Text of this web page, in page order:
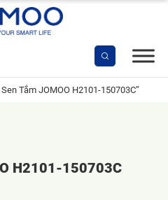
Tắm JOMOO H2101-150703C”
H2101-150703C